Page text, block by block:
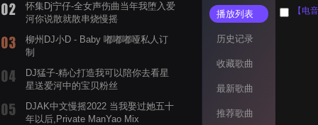
怀集Dj宁仔-全女声伤曲当年我堕入爱
河你说散就散串烧慢摇
柳州DJ小D - Baby 嘟嘟嘟哑私人订
制
DJ猛子-精心打造我可以陪你去看星
星送爱河中的宝贝粉丝
DJAK中文慢摇2022 当我娶过她五十
年以后,Private ManYao Mix
播放列表
历史记录
收藏歌曲
最新歌曲
推荐歌曲
【电